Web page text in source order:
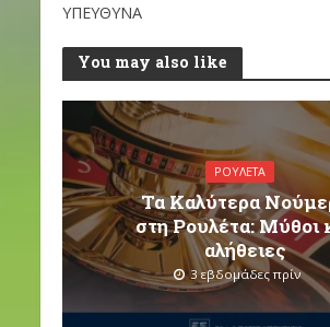
ΥΠΕΥΘΥΝΑ
You may also like
ΡΟΥΛΈΤΑ
Τα Καλύτερα
στη Ρουλέτα: Μύθοι
αλήθειες
3 εβδομάδες πρίν